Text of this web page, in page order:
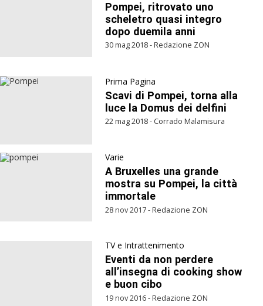
Pompei, ritrovato uno
scheletro quasi integro
dopo duemila anni
30 mag 2018 - Redazione ZON
Prima Pagina
Scavi di Pompei, torna alla
luce la Domus dei delfini
22 mag 2018 - Corrado Malamisura
Varie
A Bruxelles una grande
mostra su Pompei, la città
immortale
28 nov 2017 - Redazione ZON
TV e Intrattenimento
Eventi da non perdere
all’insegna di cooking show
e buon cibo
19 nov 2016 - Redazione ZON